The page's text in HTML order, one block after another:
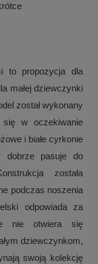
to propozycja dla
małej dziewczynki
został wykonany
się w oczekiwanie
i białe cyrkonie
dobrze pasuje do
została
podczas noszenia
odpowiada za
nie otwiera się
dziewczynkom,
swoją kolekcję